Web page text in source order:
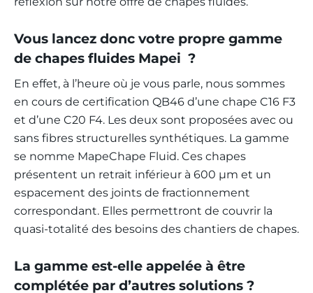
Vous lancez donc votre propre gamme
de chapes fluides Mapei ?
En effet, à l’heure où je vous parle, nous sommes
en cours de certification QB46 d’une chape C16 F3
et d’une C20 F4. Les deux sont proposées avec ou
sans fibres structurelles synthétiques. La gamme
se nomme MapeChape Fluid. Ces chapes
présentent un retrait inférieur à 600 µm et un
espacement des joints de fractionnement
correspondant. Elles permettront de couvrir la
quasi-totalité des besoins des chantiers de chapes.
La gamme est-elle appelée à être
complétée par d’autres solutions ?